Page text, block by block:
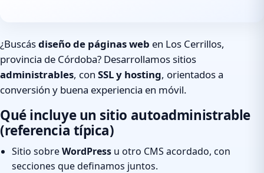
¿Buscásdiseño de páginas web en Los Cerrillos,
provincia de Córdoba? Desarrollamos sitios
administrables, con SSL y hosting, orientados a
conversión y buena experiencia en móvil.
Qué incluye un sitio autoadministrable
(referencia típica)
Sitio sobreWordPress u otro CMS acordado, con
secciones que definamos juntos.